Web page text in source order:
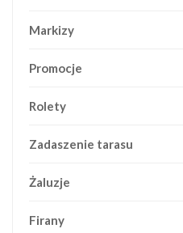
Markizy
Promocje
Rolety
Zadaszenie tarasu
Żaluzje
Firany